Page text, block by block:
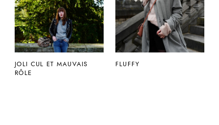
JOLI CUL ET MAUVAIS
RÔLE
FLUFFY